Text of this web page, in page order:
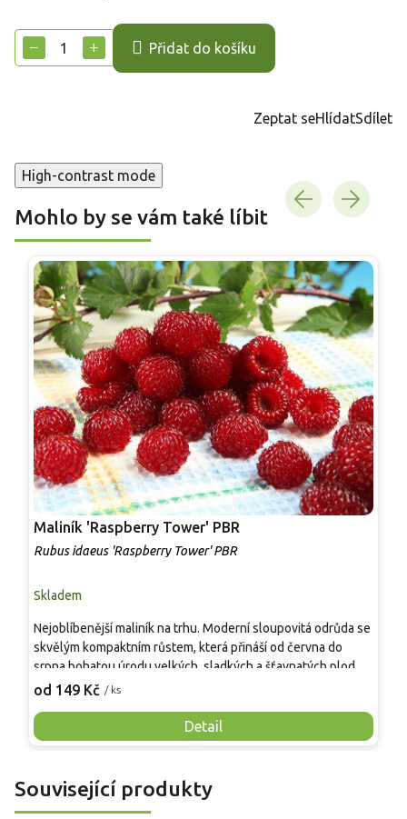
cena:
+
− Přidat do košíku
Zeptat seHlídatSdílet
High-contrast mode
Mohlo by se vám také líbit
Maliník 'Raspberry Tower' PBR
Rubus idaeus 'Raspberry Tower' PBR
Skladem
od 149 Kč / ks
Detail
Nejoblíbenější maliník na trhu. Moderní sloupovitá odrůda se
skvělým kompaktním růstem, která přináší od června do
srpna bohatou úrodu velkých, sladkých a šťavnatých plodů.
Pevné vzpřímené výhony tvoří elegantní habitus bez
Mrazuvzdornost do −25 °C a spolehlivá vitalita z něj dělají
skvělou volbu pro každého pěstitele.
Související produkty